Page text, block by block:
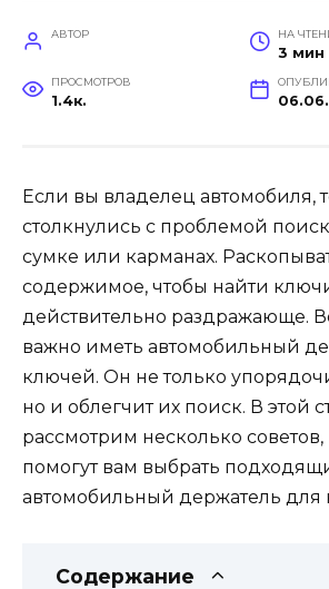
АВТОР НА
3 мин
ПРОСМОТРОВ
1.4к.
Если вы владелец автомобиля,
столкнулись с проблемой
сумке или карманах.
содержимое, чтобы найти
действительно раздражающе.
важно иметь автомобильный
ключей. Он не только
но и облегчит их поиск. В этой
рассмотрим несколько советов,
помогут вам выбрать
автомобильный держатель для
Содержание